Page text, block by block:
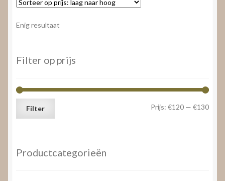
Enig resultaat
Filter op prijs
Min.
Max.
Filter Prijs: €120 — €130
Productcategorieën